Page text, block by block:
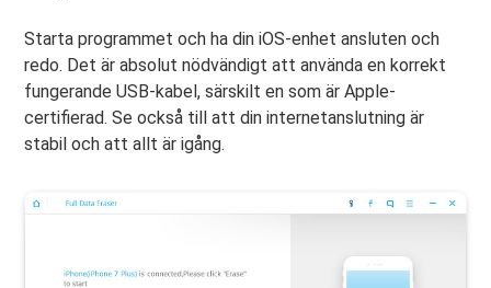
Starta programmet och ha din iOS-enhet ansluten och
redo. Det är absolut nödvändigt att använda en korrekt
fungerande USB-kabel, särskilt en som är Apple-
certifierad. Se också till att din internetanslutning är
stabil och att allt är igång.